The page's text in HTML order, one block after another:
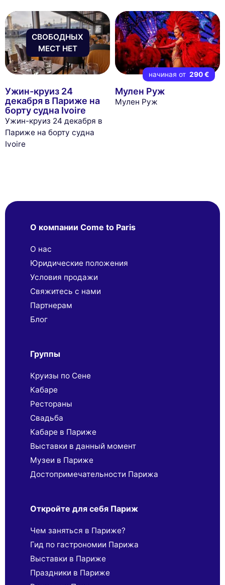
СВОБОДНЫХ
МЕСТ НЕТ
Ужин-круиз 24
декабря в Париже на
борту судна Ivoire
Ужин-круиз 24 декабря в
Париже на борту судна
Ivoire
начиная от 290 €
Мулен Руж
Мулен Руж
О компании Come to Paris
О нас
Юридические положения
Условия продажи
Свяжитесь с нами
Партнерaм
Блог
Группы
Круизы по Сене
Кабаре
Рестораны
Свадьба
Кабаре в Париже
Выставки в данный момент
Музеи в Париже
Достопримечательности Парижа
Откройте для себя Париж
Чем заняться в Париже?
Гид по гастрономии Парижа
Выставки в Париже
Праздники в Париже